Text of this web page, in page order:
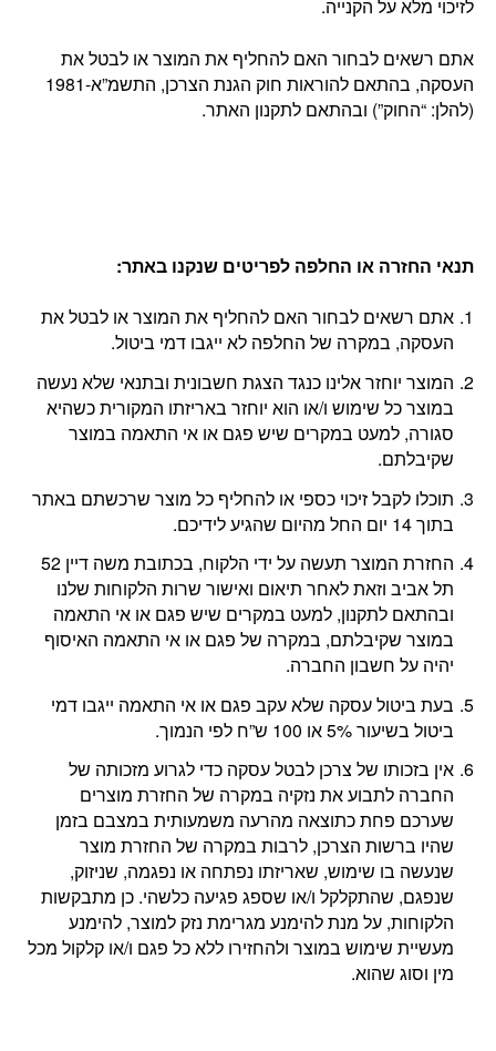
לזיכוי מלא על הקנייה.
אתם רשאים לבחור האם להחליף את המוצר או לבטל את
העסקה, בהתאם להוראות חוק הגנת הצרכן, התשמ”א-1981
(להלן: “החוק”) ובהתאם לתקנון האתר.
תנאי החזרה או החלפה לפריטים שנקנו באתר:
אתם רשאים לבחור האם להחליף את המוצר או לבטל את
העסקה, במקרה של החלפה לא ייגבו דמי ביטול.
המוצר יוחזר אלינו כנגד הצגת חשבונית ובתנאי שלא נעשה
במוצר כל שימוש ו/או הוא יוחזר באריזתו המקורית כשהיא
סגורה, למעט במקרים שיש פגם או אי התאמה במוצר
שקיבלתם.
תוכלו לקבל זיכוי כספי או להחליף כל מוצר שרכשתם באתר
בתוך 14 יום החל מהיום שהגיע לידיכם.
החזרת המוצר תעשה על ידי הלקוח, בכתובת משה דיין 52
תל אביב וזאת לאחר תיאום ואישור שרות הלקוחות שלנו
ובהתאם לתקנון, למעט במקרים שיש פגם או אי התאמה
במוצר שקיבלתם, במקרה של פגם או אי התאמה האיסוף
יהיה על חשבון החברה.
בעת ביטול עסקה שלא עקב פגם או אי התאמה ייגבו דמי
ביטול בשיעור 5% או 100 ש”ח לפי הנמוך.
אין בזכותו של צרכן לבטל עסקה כדי לגרוע מזכותה של
החברה לתבוע את נזקיה במקרה של החזרת מוצרים
שערכם פחת כתוצאה מהרעה משמעותית במצבם בזמן
שהיו ברשות הצרכן, לרבות במקרה של החזרת מוצר
שנעשה בו שימוש, שאריזתו נפתחה או נפגמה, שניזוק,
שנפגם, שהתקלקל ו/או שספג פגיעה כלשהי. כן מתבקשות
הלקוחות, על מנת להימנע מגרימת נזק למוצר, להימנע
מעשיית שימוש במוצר ולהחזירו ללא כל פגם ו/או קלקול מכל
מין וסוג שהוא.